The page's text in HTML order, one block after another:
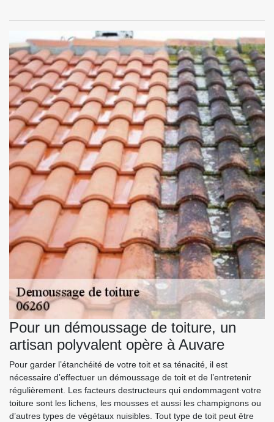
Pour un démoussage de toiture, un
artisan polyvalent opère à Auvare
Pour garder l’étanchéité de votre toit et sa ténacité, il est
nécessaire d’effectuer un démoussage de toit et de l’entretenir
régulièrement. Les facteurs destructeurs qui endommagent votre
toiture sont les lichens, les mousses et aussi les champignons ou
d’autres types de végétaux nuisibles. Tout type de toit peut être